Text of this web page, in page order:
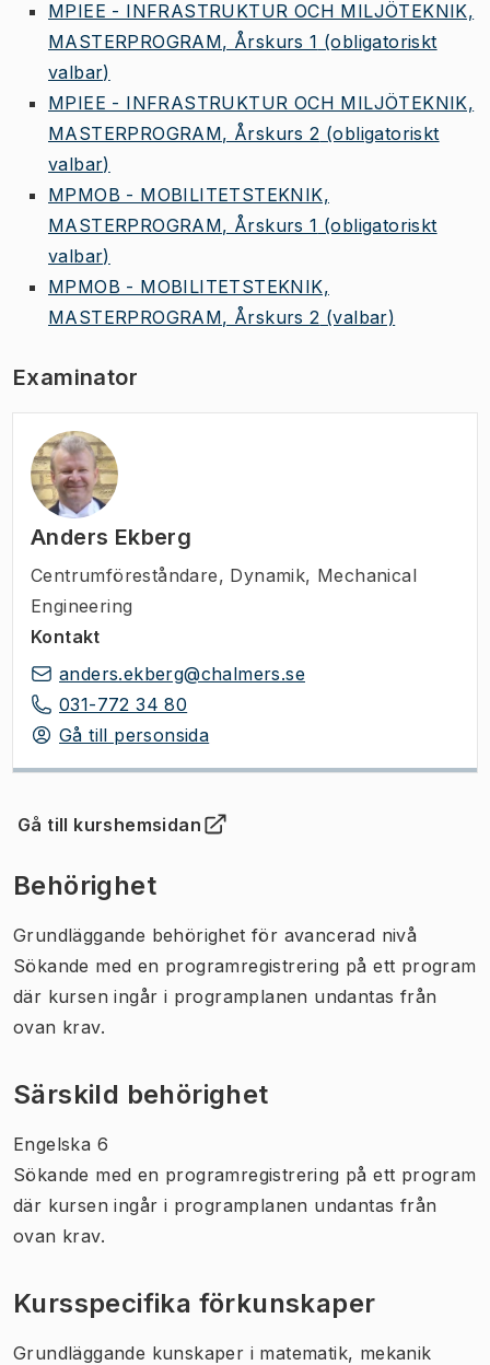
MPIEE - INFRASTRUKTUR OCH MILJÖTEKNIK,
MASTERPROGRAM, Årskurs 1 (obligatoriskt
valbar)
MPIEE - INFRASTRUKTUR OCH MILJÖTEKNIK,
MASTERPROGRAM, Årskurs 2 (obligatoriskt
valbar)
MPMOB - MOBILITETSTEKNIK,
MASTERPROGRAM, Årskurs 1 (obligatoriskt
valbar)
MPMOB - MOBILITETSTEKNIK,
MASTERPROGRAM, Årskurs 2 (valbar)
Examinator
Anders Ekberg
Centrumföreståndare, Dynamik, Mechanical
Engineering
Kontakt
anders.ekberg@chalmers.se
031-772 34 80
Gå till personsida
Gå till kurshemsidan
(Öppnas i ny flik)
Behörighet
Grundläggande behörighet för avancerad nivå
Sökande med en programregistrering på ett program
där kursen ingår i programplanen undantas från
ovan krav.
Särskild behörighet
Engelska 6
Sökande med en programregistrering på ett program
där kursen ingår i programplanen undantas från
ovan krav.
Kursspecifika förkunskaper
Grundläggande kunskaper i matematik, mekanik